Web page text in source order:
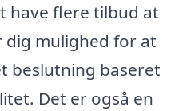
have flere tilbud at
mulighed for at
beslutning baseret
Det er også en